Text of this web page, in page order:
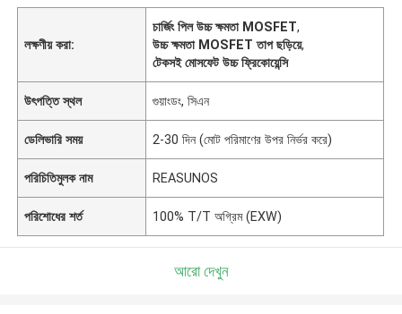
লক্ষণীয় করা:
চার্জিং পিল উচ্চ ক্ষমতা MOSFET,
উচ্চ ক্ষমতা MOSFET তাপ ছড়িয়ে,
টেকসই মোসফেট উচ্চ ফ্রিকোয়েন্সি
উৎপত্তি স্থল গুয়াংডং, সিএন
ডেলিভারি সময় 2-30 দিন (মোট পরিমাণের উপর নির্ভর করে)
পরিচিতিমুলক নাম REASUNOS
পরিশোধের শর্ত 100% T/T অগ্রিম (EXW)
আরো দেখুন